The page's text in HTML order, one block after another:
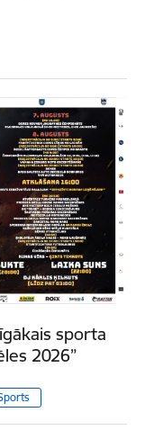
sporta
2026”